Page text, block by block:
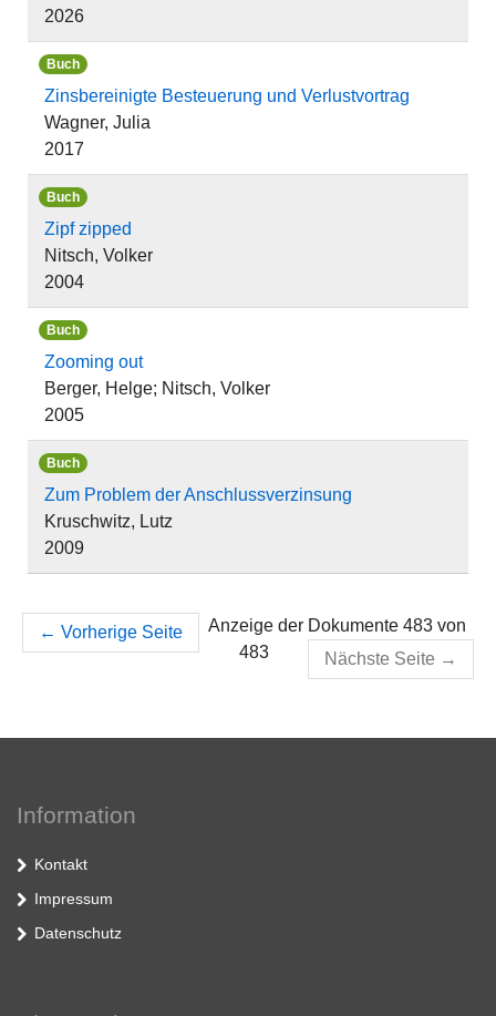
2026
Buch
Zinsbereinigte Besteuerung und Verlustvortrag
Wagner, Julia
2017
Buch
Zipf zipped
Nitsch, Volker
2004
Buch
Zooming out
Berger, Helge; Nitsch, Volker
2005
Buch
Zum Problem der Anschlussverzinsung
Kruschwitz, Lutz
2009
← Vorherige Seite
Anzeige der Dokumente 483 von
483
Nächste Seite →
Information
Kontakt
Impressum
Datenschutz